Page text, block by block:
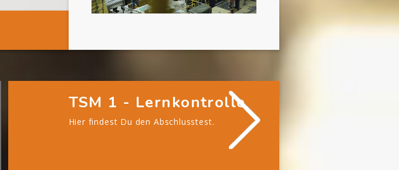
TSM 1 - Lernkontrolle
Hier findest Du den Abschlusstest.